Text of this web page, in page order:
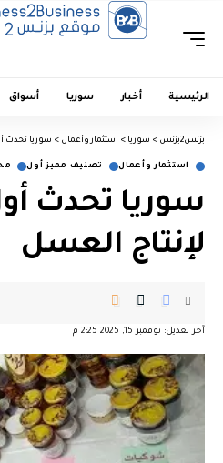
الرئيسية أخبار سوريا أسواق
بزنس2بزنس > سوريا > استثمار وأعمال > سوريا تحدث
استثمار وأعمال تصنيف مميز أول
سوريا تحدث
لإنتاج العسل
آخر تعديل: نوفمبر 15, 2025 2:25 م